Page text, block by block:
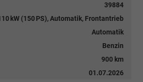
39884
kW (150 PS), Automatik, Frontantrieb
Automatik
Benzin
900 km
01.07.2026